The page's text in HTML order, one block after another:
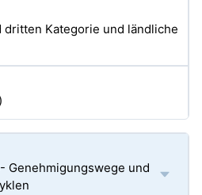
Kategorie und ländliche
Genehmigungswege und